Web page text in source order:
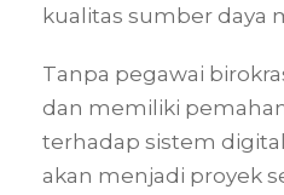
kualitas sumber daya
Tanpa pegawai
dan memiliki
terhadap sistem
akan menjadi proyek